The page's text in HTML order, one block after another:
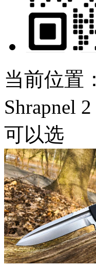
当前位置：
Shrapnel
可以选